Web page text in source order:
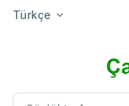
Türkçe